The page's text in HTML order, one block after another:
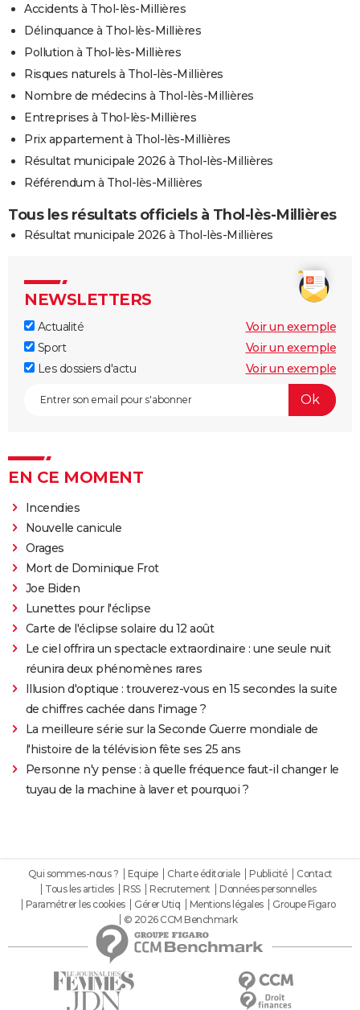
Accidents à Thol-lès-Millières
Délinquance à Thol-lès-Millières
Pollution à Thol-lès-Millières
Risques naturels à Thol-lès-Millières
Nombre de médecins à Thol-lès-Millières
Entreprises à Thol-lès-Millières
Prix appartement à Thol-lès-Millières
Résultat municipale 2026 à Thol-lès-Millières
Référendum à Thol-lès-Millières
Tous les résultats officiels à Thol-lès-Millières
Résultat municipale 2026 à Thol-lès-Millières
NEWSLETTERS
Actualité
Voir un exemple
Sport
Voir un exemple
Les dossiers d'actu
Voir un exemple
EN CE MOMENT
Incendies
Nouvelle canicule
Orages
Mort de Dominique Frot
Joe Biden
Lunettes pour l'éclipse
Carte de l'éclipse solaire du 12 août
Le ciel offrira un spectacle extraordinaire : une seule nuit
réunira deux phénomènes rares
Illusion d'optique : trouverez-vous en 15 secondes la suite
de chiffres cachée dans l'image ?
La meilleure série sur la Seconde Guerre mondiale de
l'histoire de la télévision fête ses 25 ans
Personne n'y pense : à quelle fréquence faut-il changer le
tuyau de la machine à laver et pourquoi ?
Qui sommes-nous ? Equipe Charte éditoriale Publicité
Contact
Tous les articles
RSS Recrutement
Données personnelles
Paramétrer les cookies
Gérer Utiq Mentions légales
Groupe Figaro
© 2026 CCM Benchmark